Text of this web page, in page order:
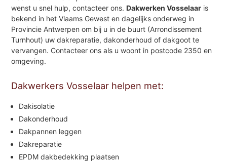
wenst u snel hulp, contacteer ons.Dakwerken Vosselaar is
bekend in het Vlaams Gewest en dagelijks onderweg in
Provincie Antwerpen om bij u in de buurt (Arrondissement
Turnhout) uw dakreparatie, dakonderhoud of dakgoot te
vervangen. Contacteer ons als u woont in postcode 2350 en
omgeving.
Dakwerkers Vosselaar helpen met:
Dakisolatie
Dakonderhoud
Dakpannen leggen
Dakreparatie
EPDM dakbedekking plaatsen